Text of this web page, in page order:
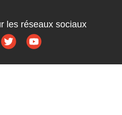
les réseaux sociaux